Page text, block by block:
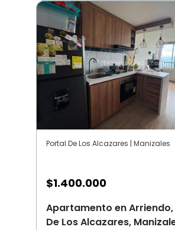
Portal De Los Alcazares | Manizales
$1.400.000
Apartamento en
De Los Alcazares,